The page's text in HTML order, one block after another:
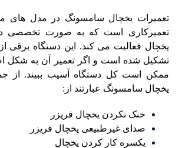
تعمیرات یخچال سامسونگ در مدل های
تعمیرکاری است که به صورت تخصصی در
یخچال فعالیت می کند. این دستگاه
تشکیل شده است و اگر تعمیر آن به شکل
ممکن است کل دستگاه آسیب ببیند. از
یخچال سامسونگ عبارتند از:
خنک نکردن یخچال فریزر
صدای غیرطبیعی یخچال فریزر
یکسره کار کردن یخچال